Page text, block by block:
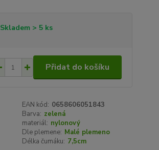
Skladem > 5 ks
Přidat do košíku
EAN kód: 0658606051843
Barva: zelená
materiál: nylonový
Dle plemene: Malé plemeno
Délka čumáku: 7,5cm